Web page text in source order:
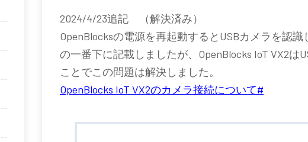
2024/4/23追記 （解決済み）
OpenBlocksの電源を再起動するとUSBカメラを認
の一番下に記載しましたが、OpenBlocks IoT VX2は
ことでこの問題は解決しました。
OpenBlocks IoT VX2のカメラ接続について#